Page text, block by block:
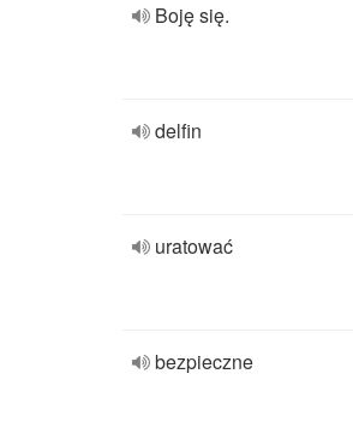
Boję się.
delfin
uratować
bezpieczne